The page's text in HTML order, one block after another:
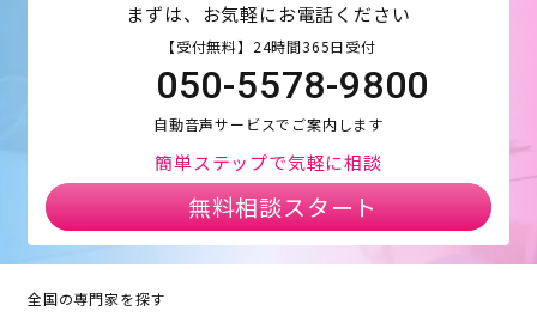
まずは、お気軽にお電話ください
【受付無料】24時間365日受付
050-5578-9800
自動音声サービスでご案内します
簡単ステップで気軽に相談
無料相談スタート
全国の専門家を探す